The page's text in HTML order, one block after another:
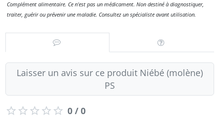
Complément alimentaire. Ce n'est pas un médicament. Non destiné à diagnostiquer,
traiter, guérir ou prévenir une maladie. Consultez un spécialiste avant utilisation.
Laisser un avis sur ce produit Niébé (molène)
PS
0 / 0